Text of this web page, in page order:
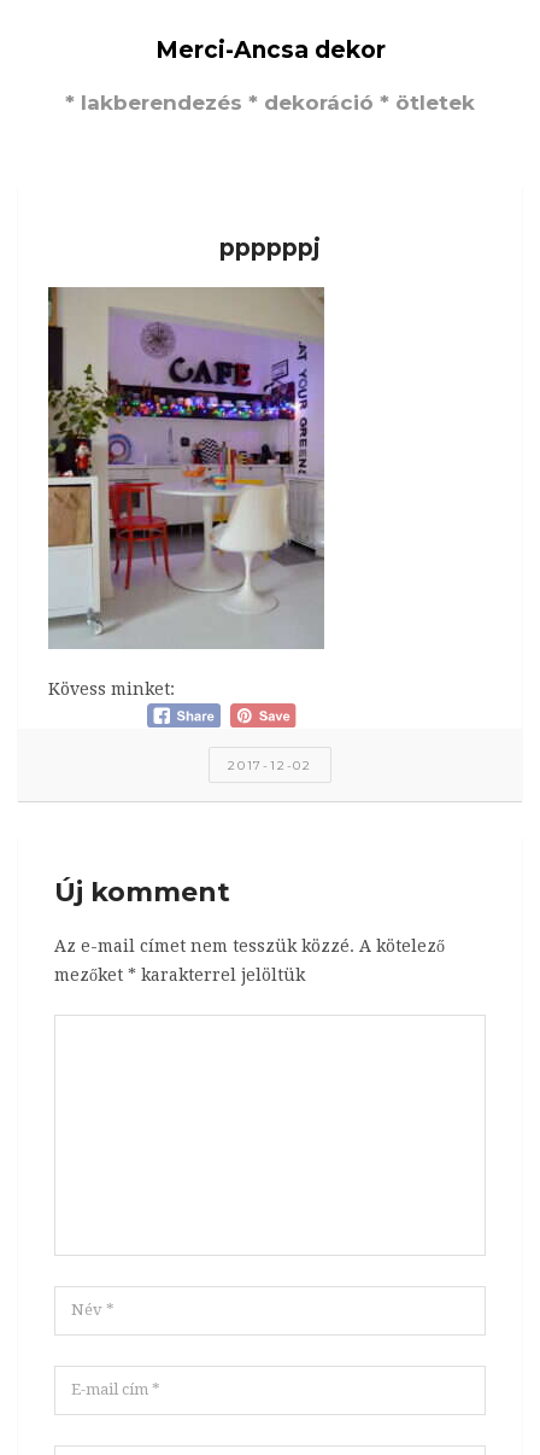
Merci-Ancsa dekor
* lakberendezés * dekoráció * ötletek
ppppppj
Kövess minket:
2017-12-02
Új komment
Az e-mail címet nem tesszük közzé. A kötelező
mezőket * karakterrel jelöltük